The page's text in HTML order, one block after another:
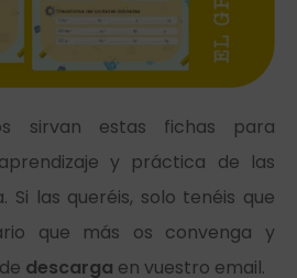
sirvan estas fichas para
y práctica de las
Si las queréis, solo tenéis que
que más os convenga y
descarga en vuestro email.